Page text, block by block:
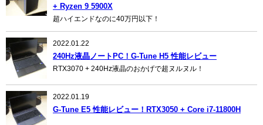
+ Ryzen 9 5900X
超ハイエンドなのに40万円以下！
2022.01.22
240Hz液晶ノートPC！G-Tune H5 性能レビュー
RTX3070 + 240Hz液晶のおかげで超ヌルヌル！
2022.01.19
G-Tune E5 性能レビュー！RTX3050 + Core i7-11800H